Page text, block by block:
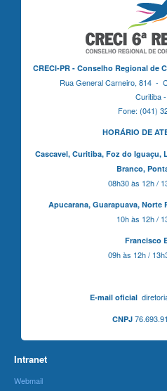
CRECI-PR - Conselho Regional de
Rua General Carneiro, 814 -
Curitiba
Fone: (041)
HORÁRIO DE
Cascavel, Curitiba,Foz do Iguaçu,
Branco,
08h30 às 12h /
Apucarana, Guarapuava, Norte
10h às 12h /
Francisco
09h às 12h /
E-mail oficial
CNPJ
Intranet
Webmail